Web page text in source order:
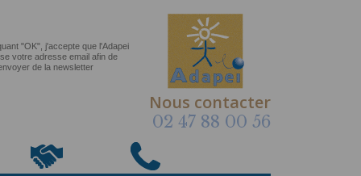
Nous contacter
02 47 88 00 56